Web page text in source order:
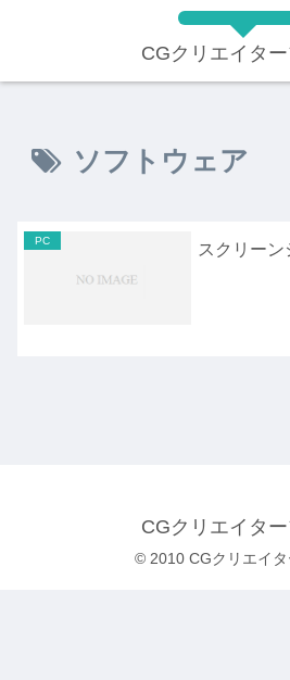
CGクリエイタ
ソフトウェア
PC スクリーン
CGクリエイタ
© 2010 CGクリエイタ